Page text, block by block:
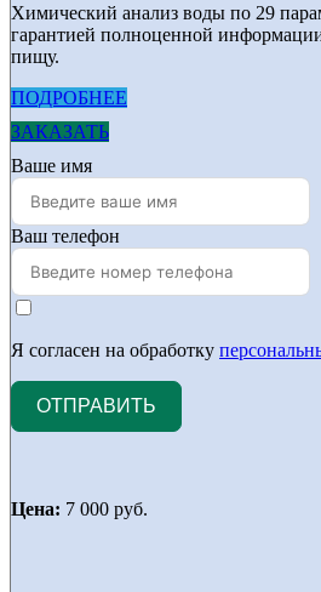
Химический анализ воды по 29
гарантией полноценной
пищу.
ПОДРОБНЕЕ
ЗАКАЗАТЬ
Ваше имя
Ваш телефон
Я согласен на обработку
ОТПРАВИТЬ
Цена: 7 000 руб.